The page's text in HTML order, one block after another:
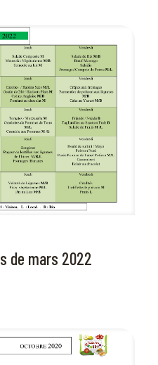
de mars 2022